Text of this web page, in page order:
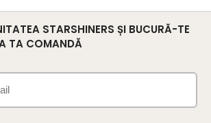
STARSHINERS ȘI BUCURĂ-TE
TA COMANDĂ